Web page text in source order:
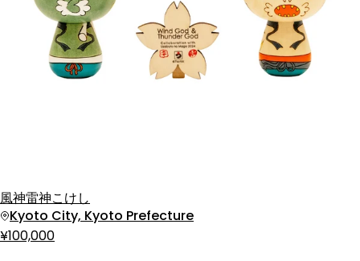
風神雷神こけし
Kyoto City, Kyoto Prefecture
¥100,000